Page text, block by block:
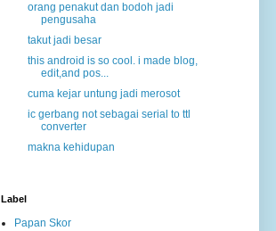
orang penakut dan bodoh jadi
pengusaha
takut jadi besar
this android is so cool. i made blog,
edit,and pos...
cuma kejar untung jadi merosot
ic gerbang not sebagai serial to ttl
converter
makna kehidupan
Label
Papan Skor